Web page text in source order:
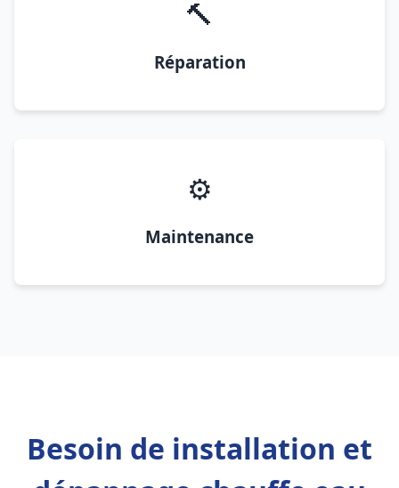
🔨
Réparation
⚙️
Maintenance
Besoin de installation et